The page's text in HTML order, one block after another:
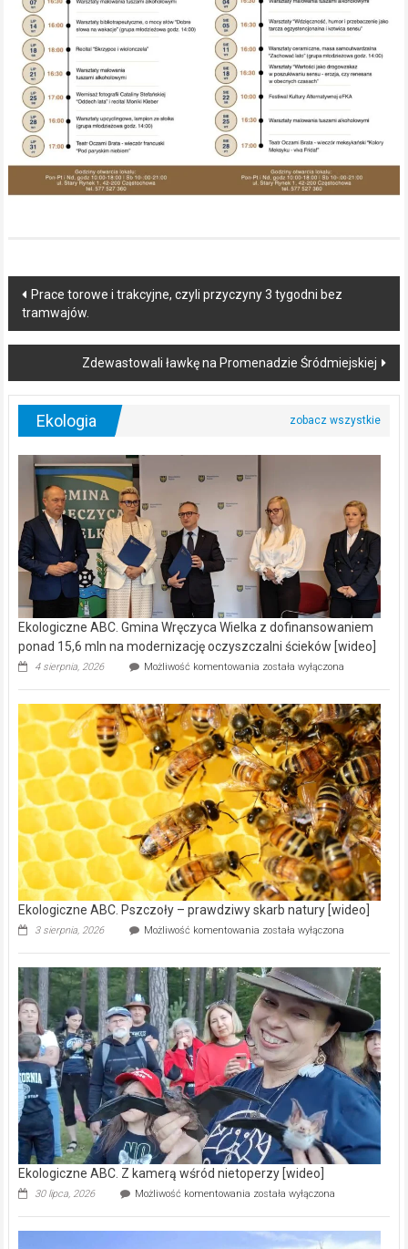
Post
navigation
Prace torowe i trakcyjne, czyli przyczyny 3 tygodni bez
tramwajów.
Zdewastowali ławkę na Promenadzie Śródmiejskiej
Ekologia
Ekologiczne ABC. Gmina Wręczyca Wielka z dofinansowaniem
ponad 15,6 mln na modernizację oczyszczalni ścieków [wideo]
4 sierpnia, 2026 Możliwość komentowania Ekologiczne
Wręczyca
Wielka
z
dofinansowaniem
ponad
15,6
mln
na
modernizację
oczyszczalni
ścieków
[wideo]
została wyłączona
Ekologiczne ABC. Pszczoły – prawdziwy skarb natury [wideo]
3 sierpnia, 2026 Możliwość komentowania Ekologiczne
–
prawdziwy
skarb
natury
[wideo]
została wyłączona
Ekologiczne ABC. Z kamerą wśród nietoperzy [wideo]
30 lipca, 2026 Możliwość komentowania Ekologiczne
kamerą
została wyłączona